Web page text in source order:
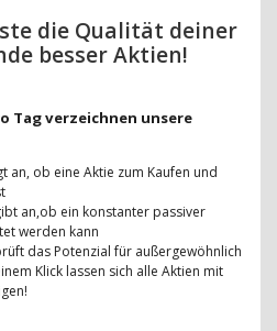
die Qualität deiner
besser Aktien!
Tag verzeichnen unsere
an, ob eine Aktie zum Kaufen und
an,ob ein konstanter passiver
werden kann
das Potenzial für außergewöhnlich
Klick lassen sich alle Aktien mit